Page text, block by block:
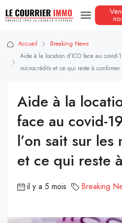
Accueil
Breaking News
Aide à la location d’ICO face au
microcrédits et ce qui reste à confirmer
Aide à la
face au covid-
l’on sait sur
et ce qui reste
il y a 5 mois Breaking